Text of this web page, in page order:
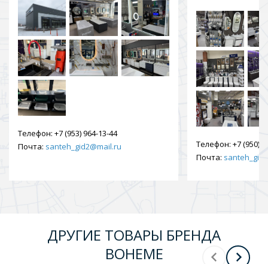
Телефон: +7 (953) 964-13-44
Почта: santeh_gid2@mail.ru Телефон: +7 (950)
Почта:
ДРУГИЕ ТОВАРЫ БРЕНДА
BOHEME